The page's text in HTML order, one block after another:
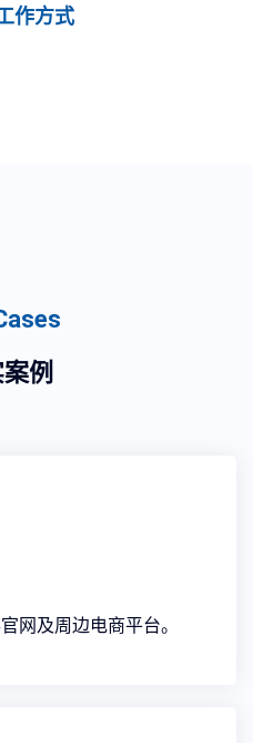
作方式
例
网及周边电商平台。